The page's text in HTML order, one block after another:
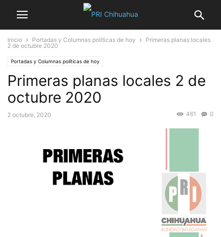
Inicio Portadas y Columnas políticas de hoy
Primeras planas locales
2 de octubre 2020
Portadas y Columnas políticas de hoy
Primeras planas locales 2 de
octubre 2020
2 octubre, 2020 0
461